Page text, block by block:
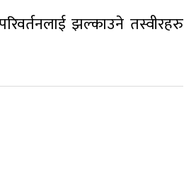
झल्काउने तस्वीरहरु